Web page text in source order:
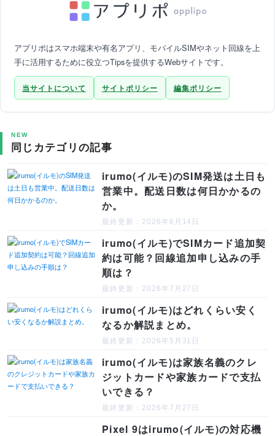
アプリポはスマホ端末や有名アプリ、モバイルSIMやネット回線を上
手に活用するために役立つTipsを提供するWebサイトです。
当サイトについて サイトポリシー 編集ポリシー
NEW
同じカテゴリの記事
irumo(イルモ)のSIM発送は土日も
営業中。配送日数は何日かかるの
か。
最終更新：2026年6月14日
irumo(イルモ)でSIMカード追加契
約は可能？回線追加申し込みの手
順は？
最終更新：2026年7月27日
irumo(イルモ)はどれくらい安く
なるか解説まとめ。
最終更新：2026年5月31日
irumo(イルモ)は家族名義のクレ
ジットカードや家族カードで支払
いできる？
最終更新：2026年7月27日
Pixel 9はirumo(イルモ)の対応機